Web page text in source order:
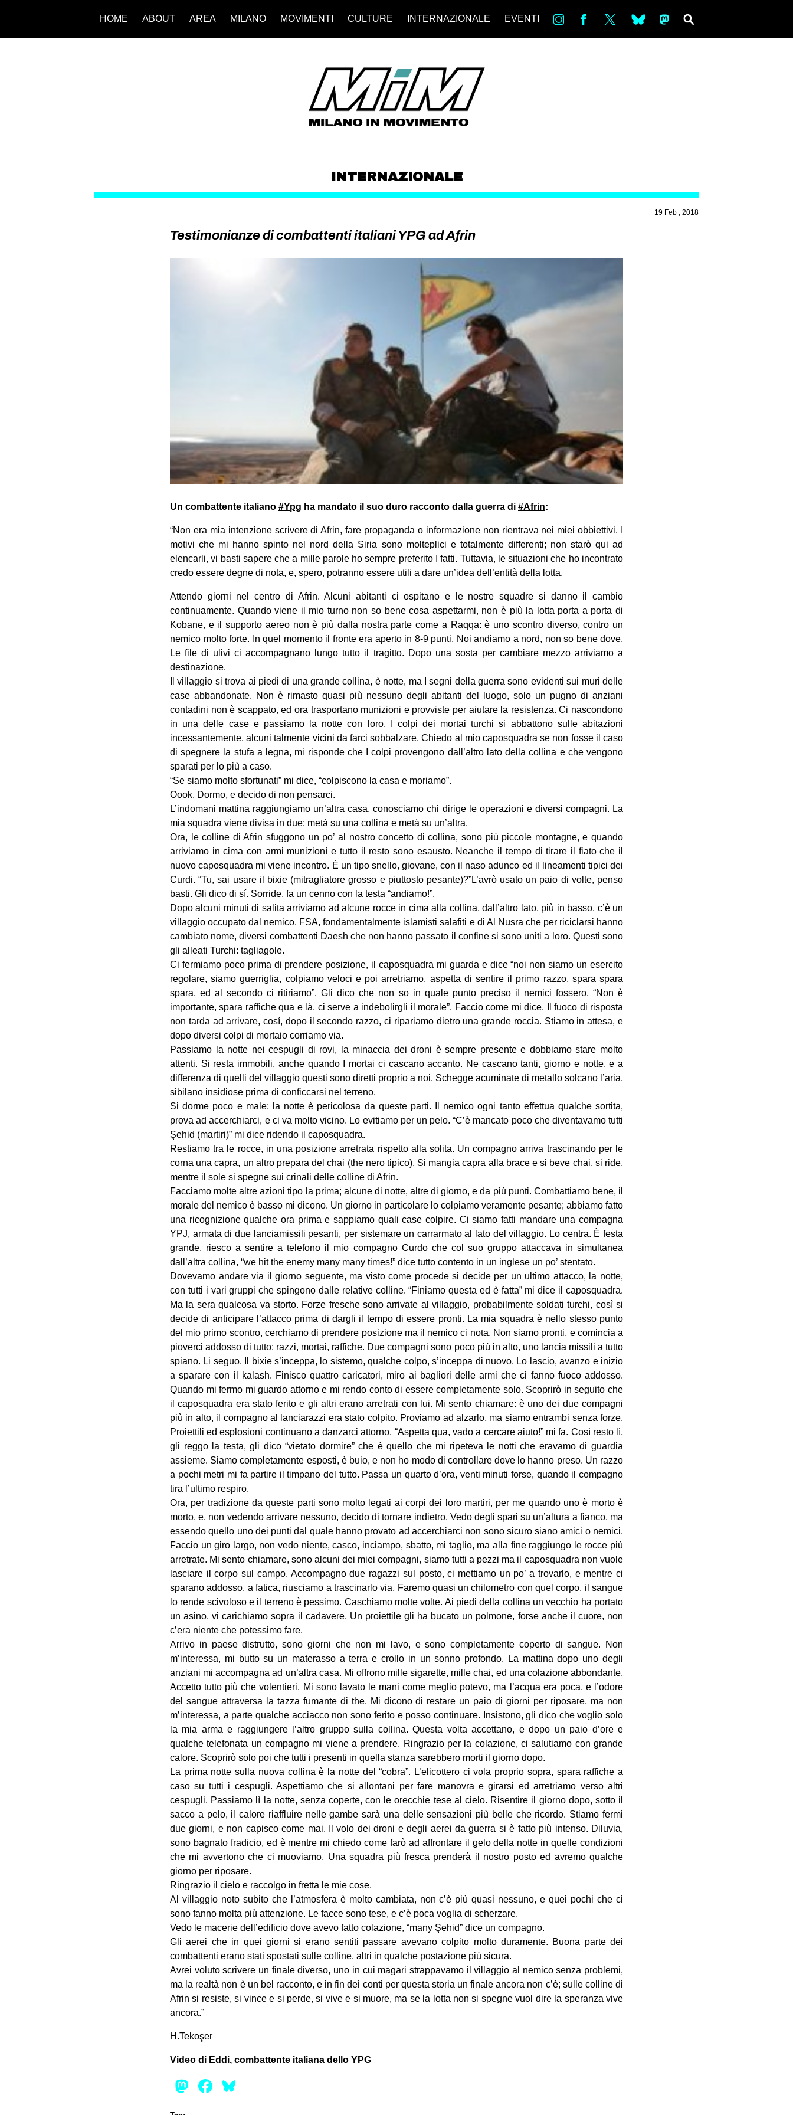
HOME ABOUT AREA MILANO MOVIMENTI CULTURE INTERNAZIONALE EVENTI in bsky ms
INTERNAZIONALE
19 Feb , 2018
Testimonianze di combattenti italiani YPG ad Afrin
Un combattente italiano #Ypg ha mandato il suo duro racconto dalla guerra di #Afrin:
“Non era mia intenzione scrivere di Afrin, fare propaganda o informazione non rientrava nei miei obbiettivi. I
motivi che mi hanno spinto nel nord della Siria sono molteplici e totalmente differenti; non starò qui ad
elencarli, vi basti sapere che a mille parole ho sempre preferito I fatti. Tuttavia, le situazioni che ho incontrato
credo essere degne di nota, e, spero, potranno essere utili a dare un’idea dell’entità della lotta.
Attendo giorni nel centro di Afrin. Alcuni abitanti ci ospitano e le nostre squadre si danno il cambio
continuamente. Quando viene il mio turno non so bene cosa aspettarmi, non è più la lotta porta a porta di
Kobane, e il supporto aereo non è più dalla nostra parte come a Raqqa: è uno scontro diverso, contro un
nemico molto forte. In quel momento il fronte era aperto in 8-9 punti. Noi andiamo a nord, non so bene dove.
Le file di ulivi ci accompagnano lungo tutto il tragitto. Dopo una sosta per cambiare mezzo arriviamo a
destinazione.
Il villaggio si trova ai piedi di una grande collina, è notte, ma I segni della guerra sono evidenti sui muri delle
case abbandonate. Non è rimasto quasi più nessuno degli abitanti del luogo, solo un pugno di anziani
contadini non è scappato, ed ora trasportano munizioni e provviste per aiutare la resistenza. Ci nascondono
in una delle case e passiamo la notte con loro. I colpi dei mortai turchi si abbattono sulle abitazioni
incessantemente, alcuni talmente vicini da farci sobbalzare. Chiedo al mio caposquadra se non fosse il caso
di spegnere la stufa a legna, mi risponde che I colpi provengono dall’altro lato della collina e che vengono
sparati per lo più a caso.
“Se siamo molto sfortunati” mi dice, “colpiscono la casa e moriamo”.
Oook. Dormo, e decido di non pensarci.
L’indomani mattina raggiungiamo un’altra casa, conosciamo chi dirige le operazioni e diversi compagni. La
mia squadra viene divisa in due: metà su una collina e metà su un’altra.
Ora, le colline di Afrin sfuggono un po’ al nostro concetto di collina, sono più piccole montagne, e quando
arriviamo in cima con armi munizioni e tutto il resto sono esausto. Neanche il tempo di tirare il fiato che il
nuovo caposquadra mi viene incontro. È un tipo snello, giovane, con il naso adunco ed iI lineamenti tipici dei
Curdi. “Tu, sai usare il bixie (mitragliatore grosso e piuttosto pesante)?”L’avrò usato un paio di volte, penso
basti. Gli dico di sí. Sorride, fa un cenno con la testa “andiamo!”.
Dopo alcuni minuti di salita arriviamo ad alcune rocce in cima alla collina, dall’altro lato, più in basso, c’è un
villaggio occupato dal nemico. FSA, fondamentalmente islamisti salafiti e di Al Nusra che per riciclarsi hanno
cambiato nome, diversi combattenti Daesh che non hanno passato il confine si sono uniti a loro. Questi sono
gli alleati Turchi: tagliagole.
Ci fermiamo poco prima di prendere posizione, il caposquadra mi guarda e dice “noi non siamo un esercito
regolare, siamo guerriglia, colpiamo veloci e poi arretriamo, aspetta di sentire il primo razzo, spara spara
spara, ed al secondo ci ritiriamo”. Gli dico che non so in quale punto preciso iI nemici fossero. “Non è
importante, spara raffiche qua e là, ci serve a indebolirgli il morale”. Faccio come mi dice. Il fuoco di risposta
non tarda ad arrivare, cosí, dopo il secondo razzo, ci ripariamo dietro una grande roccia. Stiamo in attesa, e
dopo diversi colpi di mortaio corriamo via.
Passiamo la notte nei cespugli di rovi, la minaccia dei droni è sempre presente e dobbiamo stare molto
attenti. Si resta immobili, anche quando I mortai ci cascano accanto. Ne cascano tanti, giorno e notte, e a
differenza di quelli del villaggio questi sono diretti proprio a noi. Schegge acuminate di metallo solcano l’aria,
sibilano insidiose prima di conficcarsi nel terreno.
Si dorme poco e male: la notte è pericolosa da queste parti. Il nemico ogni tanto effettua qualche sortita,
prova ad accerchiarci, e ci va molto vicino. Lo evitiamo per un pelo. “C’è mancato poco che diventavamo tutti
Şehid (martiri)” mi dice ridendo il caposquadra.
Restiamo tra le rocce, in una posizione arretrata rispetto alla solita. Un compagno arriva trascinando per le
corna una capra, un altro prepara del chai (the nero tipico). Si mangia capra alla brace e si beve chai, si ride,
mentre il sole si spegne sui crinali delle colline di Afrin.
Facciamo molte altre azioni tipo la prima; alcune di notte, altre di giorno, e da più punti. Combattiamo bene, il
morale del nemico è basso mi dicono. Un giorno in particolare lo colpiamo veramente pesante; abbiamo fatto
una ricognizione qualche ora prima e sappiamo quali case colpire. Ci siamo fatti mandare una compagna
YPJ, armata di due lanciamissili pesanti, per sistemare un carrarmato al lato del villaggio. Lo centra. È festa
grande, riesco a sentire a telefono il mio compagno Curdo che col suo gruppo attaccava in simultanea
dall’altra collina, “we hit the enemy many many times!” dice tutto contento in un inglese un po’ stentato.
Dovevamo andare via il giorno seguente, ma visto come procede si decide per un ultimo attacco, la notte,
con tutti i vari gruppi che spingono dalle relative colline. “Finiamo questa ed è fatta” mi dice il caposquadra.
Ma la sera qualcosa va storto. Forze fresche sono arrivate al villaggio, probabilmente soldati turchi, così si
decide di anticipare l’attacco prima di dargli il tempo di essere pronti. La mia squadra è nello stesso punto
del mio primo scontro, cerchiamo di prendere posizione ma il nemico ci nota. Non siamo pronti, e comincia a
pioverci addosso di tutto: razzi, mortai, raffiche. Due compagni sono poco più in alto, uno lancia missili a tutto
spiano. Li seguo. Il bixie s’inceppa, lo sistemo, qualche colpo, s’inceppa di nuovo. Lo lascio, avanzo e inizio
a sparare con il kalash. Finisco quattro caricatori, miro ai bagliori delle armi che ci fanno fuoco addosso.
Quando mi fermo mi guardo attorno e mi rendo conto di essere completamente solo. Scoprirò in seguito che
il caposquadra era stato ferito e gli altri erano arretrati con lui. Mi sento chiamare: è uno dei due compagni
più in alto, il compagno al lanciarazzi era stato colpito. Proviamo ad alzarlo, ma siamo entrambi senza forze.
Proiettili ed esplosioni continuano a danzarci attorno. “Aspetta qua, vado a cercare aiuto!” mi fa. Così resto lì,
gli reggo la testa, gli dico “vietato dormire” che è quello che mi ripeteva le notti che eravamo di guardia
assieme. Siamo completamente esposti, è buio, e non ho modo di controllare dove lo hanno preso. Un razzo
a pochi metri mi fa partire il timpano del tutto. Passa un quarto d’ora, venti minuti forse, quando il compagno
tira l’ultimo respiro.
Ora, per tradizione da queste parti sono molto legati ai corpi dei loro martiri, per me quando uno è morto è
morto, e, non vedendo arrivare nessuno, decido di tornare indietro. Vedo degli spari su un’altura a fianco, ma
essendo quello uno dei punti dal quale hanno provato ad accerchiarci non sono sicuro siano amici o nemici.
Faccio un giro largo, non vedo niente, casco, inciampo, sbatto, mi taglio, ma alla fine raggiungo le rocce più
arretrate. Mi sento chiamare, sono alcuni dei miei compagni, siamo tutti a pezzi ma il caposquadra non vuole
lasciare il corpo sul campo. Accompagno due ragazzi sul posto, ci mettiamo un po’ a trovarlo, e mentre ci
sparano addosso, a fatica, riusciamo a trascinarlo via. Faremo quasi un chilometro con quel corpo, il sangue
lo rende scivoloso e il terreno è pessimo. Caschiamo molte volte. Ai piedi della collina un vecchio ha portato
un asino, vi carichiamo sopra il cadavere. Un proiettile gli ha bucato un polmone, forse anche il cuore, non
c’era niente che potessimo fare.
Arrivo in paese distrutto, sono giorni che non mi lavo, e sono completamente coperto di sangue. Non
m’interessa, mi butto su un materasso a terra e crollo in un sonno profondo. La mattina dopo uno degli
anziani mi accompagna ad un’altra casa. Mi offrono mille sigarette, mille chai, ed una colazione abbondante.
Accetto tutto più che volentieri. Mi sono lavato le mani come meglio potevo, ma l’acqua era poca, e l’odore
del sangue attraversa la tazza fumante di the. Mi dicono di restare un paio di giorni per riposare, ma non
m’interessa, a parte qualche acciacco non sono ferito e posso continuare. Insistono, gli dico che voglio solo
la mia arma e raggiungere l’altro gruppo sulla collina. Questa volta accettano, e dopo un paio d’ore e
qualche telefonata un compagno mi viene a prendere. Ringrazio per la colazione, ci salutiamo con grande
calore. Scoprirò solo poi che tutti i presenti in quella stanza sarebbero morti il giorno dopo.
La prima notte sulla nuova collina è la notte del “cobra”. L’elicottero ci vola proprio sopra, spara raffiche a
caso su tutti i cespugli. Aspettiamo che si allontani per fare manovra e girarsi ed arretriamo verso altri
cespugli. Passiamo lì la notte, senza coperte, con le orecchie tese al cielo. Risentire il giorno dopo, sotto il
sacco a pelo, il calore riaffluire nelle gambe sarà una delle sensazioni più belle che ricordo. Stiamo fermi
due giorni, e non capisco come mai. Il volo dei droni e degli aerei da guerra si è fatto più intenso. Diluvia,
sono bagnato fradicio, ed è mentre mi chiedo come farò ad affrontare il gelo della notte in quelle condizioni
che mi avvertono che ci muoviamo. Una squadra più fresca prenderà il nostro posto ed avremo qualche
giorno per riposare.
Ringrazio il cielo e raccolgo in fretta le mie cose.
Al villaggio noto subito che l’atmosfera è molto cambiata, non c’è più quasi nessuno, e quei pochi che ci
sono fanno molta più attenzione. Le facce sono tese, e c’è poca voglia di scherzare.
Vedo le macerie dell’edificio dove avevo fatto colazione, “many Şehid” dice un compagno.
Gli aerei che in quei giorni si erano sentiti passare avevano colpito molto duramente. Buona parte dei
combattenti erano stati spostati sulle colline, altri in qualche postazione più sicura.
Avrei voluto scrivere un finale diverso, uno in cui magari strappavamo il villaggio al nemico senza problemi,
ma la realtà non è un bel racconto, e in fin dei conti per questa storia un finale ancora non c’è; sulle colline di
Afrin si resiste, si vince e si perde, si vive e si muore, ma se la lotta non si spegne vuol dire la speranza vive
ancora.”
H.Tekoşer
Video di Eddi, combattente italiana dello YPG
Mastodon
Facebook